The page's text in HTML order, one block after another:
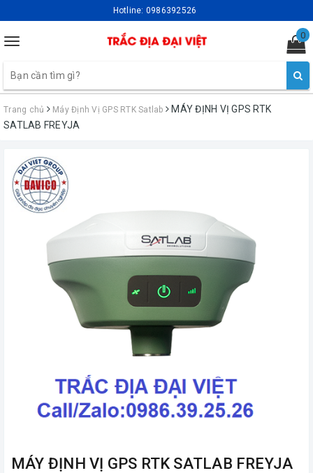
Hotline: 0986392526
Toggle
0
Trang chủ Máy Định Vị GPS RTK Satlab
MÁY ĐỊNH VỊ GPS RTK
SATLAB FREYJA
MÁY ĐỊNH VỊ GPS RTK SATLAB FREYJA